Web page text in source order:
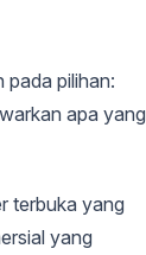
pada pilihan:
apa yang
terbuka yang
yang